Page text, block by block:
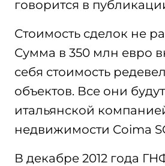
говорится в
Стоимость сделок не
Сумма в 350 млн евро
себя стоимость
объектов. Все они
итальянской
недвижимости Coima
В декабре 2012 года